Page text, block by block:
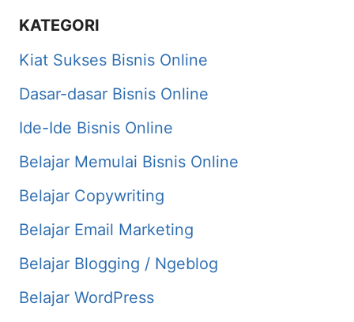
KATEGORI
Kiat Sukses Bisnis Online
Dasar-dasar Bisnis Online
Ide-Ide Bisnis Online
Belajar Memulai Bisnis Online
Belajar Copywriting
Belajar Email Marketing
Belajar Blogging / Ngeblog
Belajar WordPress